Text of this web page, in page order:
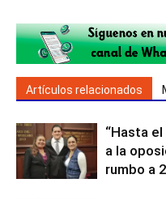
Artículos relacionados
“Hasta
a la
rumbo a